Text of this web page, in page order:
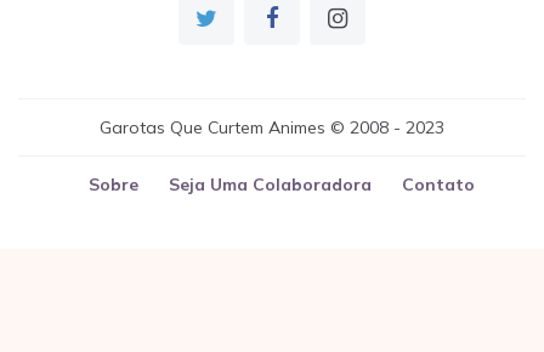
Garotas Que Curtem Animes © 2008 - 2023
Sobre Seja Uma Colaboradora Contato